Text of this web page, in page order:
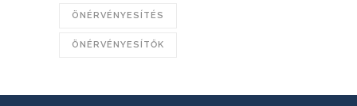
ÖNÉRVÉNYESÍTÉS
ÖNÉRVÉNYESÍTŐK